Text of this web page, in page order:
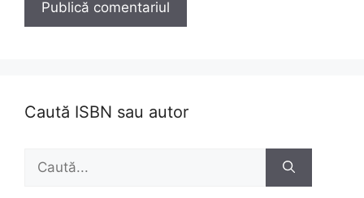
Caută ISBN sau autor
Caută